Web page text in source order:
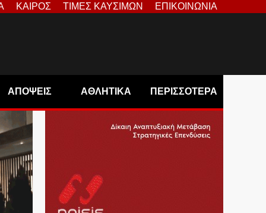
ΚΑΙΡΟΣ ΤΙΜΕΣ ΚΑΥΣΙΜΩΝ ΕΠΙΚΟΙΝΩΝΙΑ
ΑΠΟΨΕΙΣ ΑΘΛΗΤΙΚΑ ΠΕΡΙΣΣΟΤΕΡΑ